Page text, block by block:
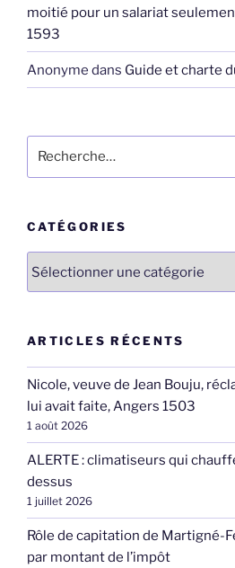
moitié pour un salariat
1593
Anonyme dans Guide et charte
pour
CATÉGORIES
ARTICLES RÉCENTS
Nicole, veuve de Jean Bouju,
lui avait faite, Angers 1503
1 août 2026
ALERTE : climatiseurs qui
dessus
1 juillet 2026
Rôle de capitation de Martigné-
par montant de l’impôt